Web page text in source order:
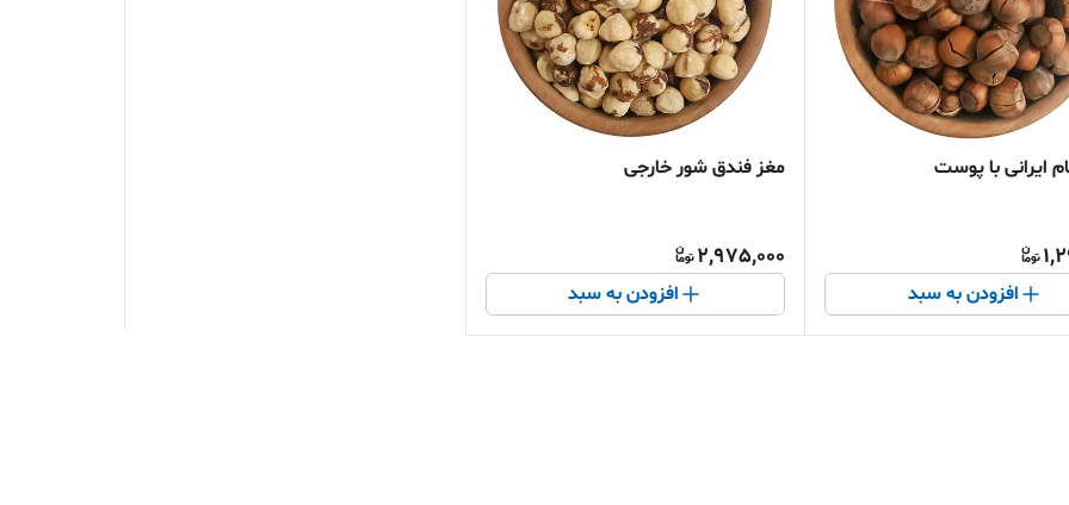
ایرانی با پوست
افزودن به سبد
مغز فندق شور خارجی
2,975,000
افزودن به سبد